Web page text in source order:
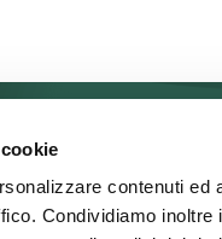
contenuti ed
Condividiamo
s.r.l.
E-mail: